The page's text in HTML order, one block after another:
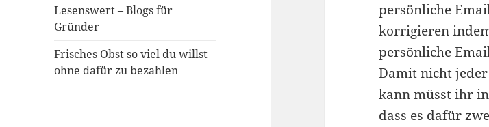
Lesenswert – Blogs für
Gründer
Frisches Obst so viel du willst
ohne dafür zu bezahlen
persönliche
korrigieren
persönliche
Damit nicht
kann müsst ihr
dass es dafür